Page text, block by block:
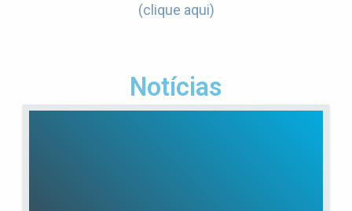
(clique aqui)
Notícias